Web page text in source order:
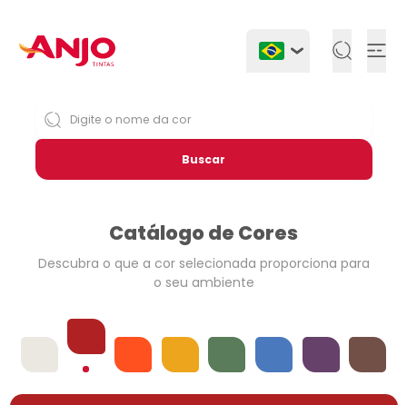
Buscar
Catálogo de Cores
Descubra o que a cor selecionada proporciona para
o seu ambiente
Offwhites
Vermelhos
LaranjasAmarelosVerdesAzuis Violetas